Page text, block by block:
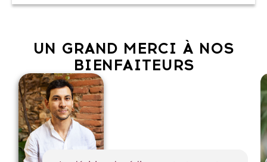
UN GRAND MERCI À NOS
BIENFAITEURS